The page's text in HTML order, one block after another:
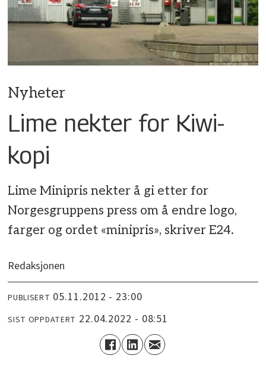
Nyheter
Lime nekter for Kiwi-
kopi
Lime Minipris nekter å gi etter for
Norgesgruppens press om å endre logo,
farger og ordet «minipris», skriver E24.
Redaksjonen
PUBLISERT 05.11.2012 - 23:00
SIST OPPDATERT 22.04.2022 - 08:51